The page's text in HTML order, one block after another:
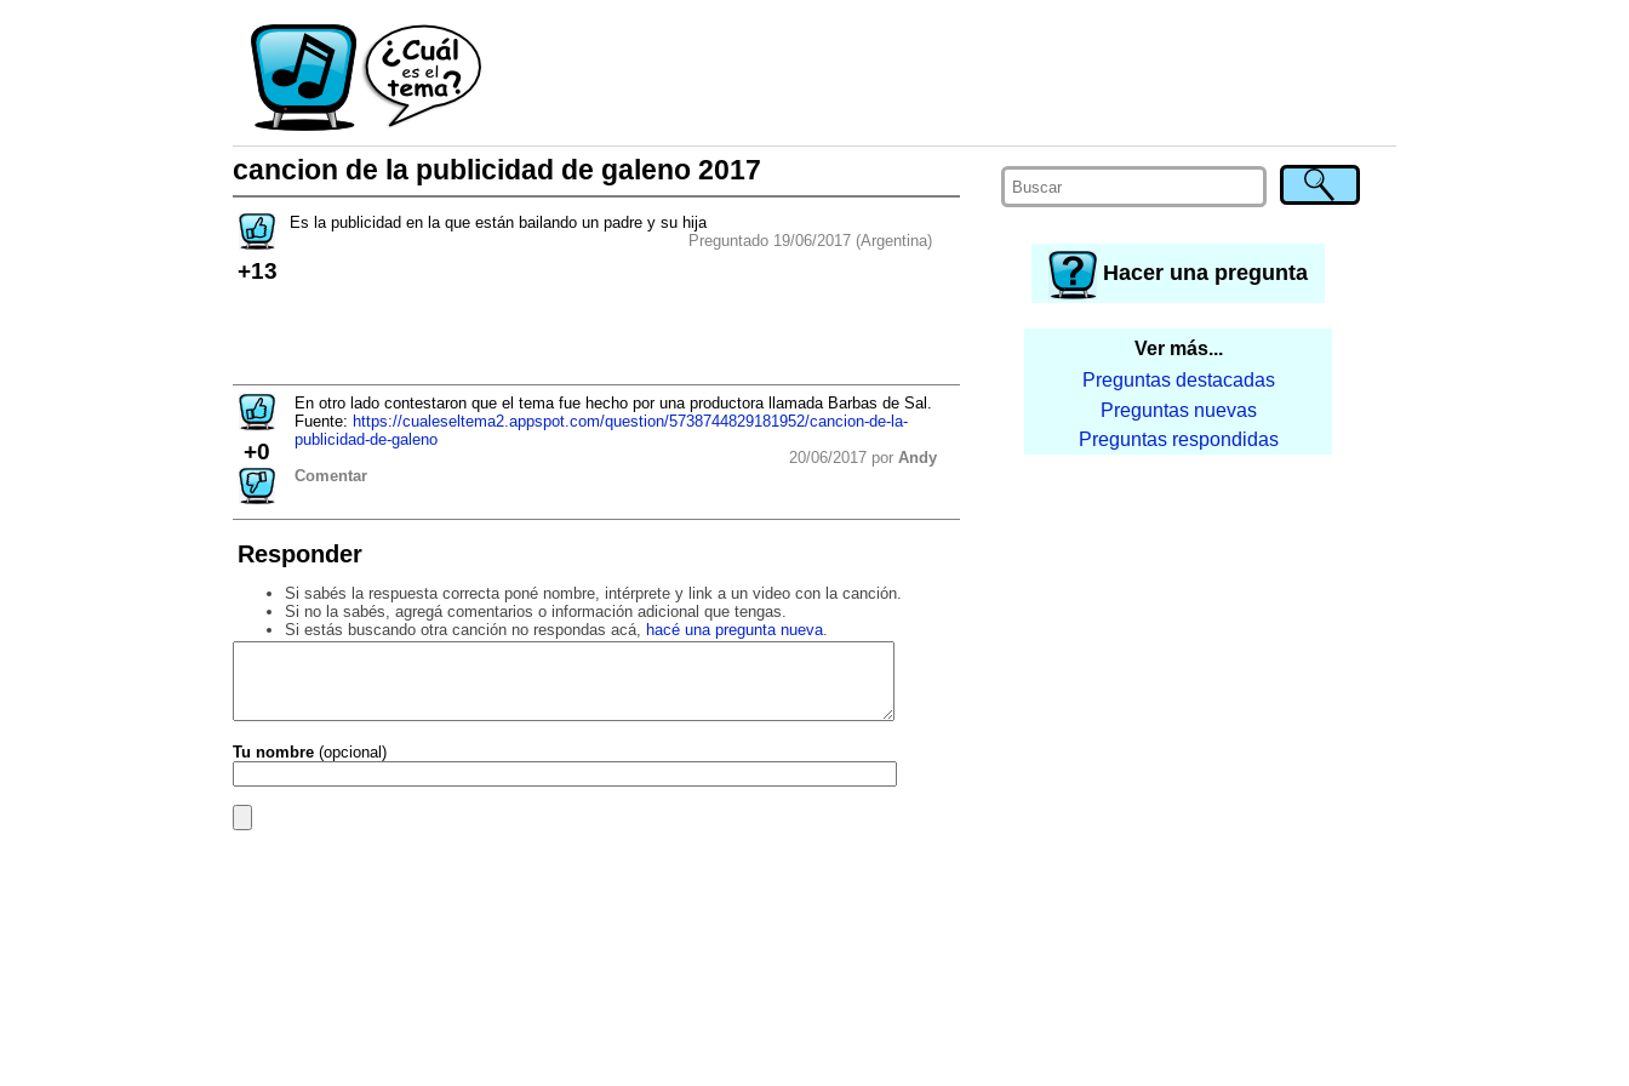
Hacer una pregunta
Ver más...
Preguntas destacadas
Preguntas nuevas
Preguntas respondidas
cancion de la publicidad de galeno 2017
+13
Es la publicidad en la que están bailando un padre y su hija
Preguntado 19/06/2017 (Argentina)
+0
En otro lado contestaron que el tema fue hecho por una productora llamada Barbas de Sal.
Fuente: https://cualeseltema2.appspot.com/question/5738744829181952/cancion-de-la-
publicidad-de-galeno
20/06/2017 por Andy
Comentar
Responder
Si sabés la respuesta correcta poné nombre, intérprete y link a un video con la canción.
Si no la sabés, agregá comentarios o información adicional que tengas.
Si estás buscando otra canción no respondas acá,
hacé una pregunta nueva.
Tu nombre (opcional)